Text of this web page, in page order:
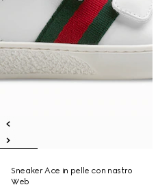
Sneaker Ace in pelle con nastro
Web